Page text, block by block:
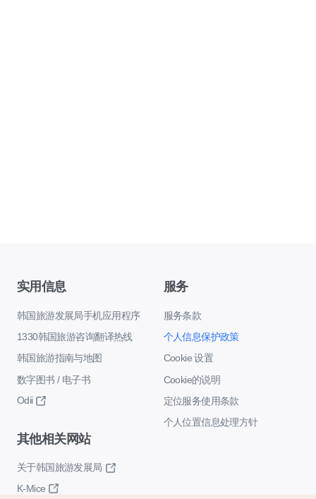
实用信息
韩国旅游发展局手机应用程序
1330韩国旅游咨询翻译热线
韩国旅游指南与地图
数字图书 / 电子书
Odii
服务
服务条款
个人信息保护政策
Cookie 设置
Cookie的说明
定位服务使用条款
个人位置信息处理方针
其他相关网站
关于韩国旅游发展局
K-Mice